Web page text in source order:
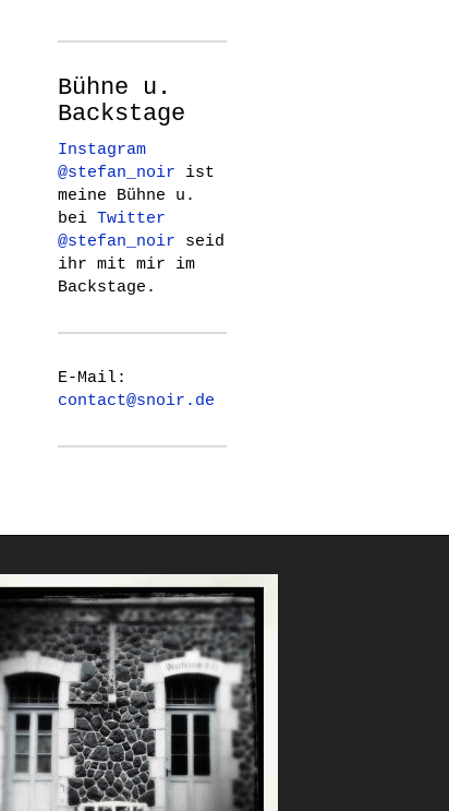
Bühne u.
Backstage
Instagram
@stefan_noir ist
meine Bühne u.
bei Twitter
@stefan_noir seid
ihr mit mir im
Backstage.
E-Mail:
contact@snoir.de